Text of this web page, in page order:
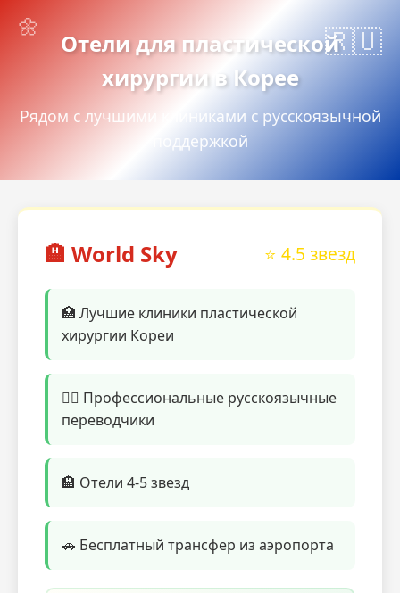
Отели для пластической
хирургии в Корее
Рядом с лучшими клиниками с русскоязычной
поддержкой
🏨 World Sky ⭐ 4.5 звезд
🏥 Лучшие клиники пластической
хирургии Кореи
👨‍⚕️ Профессиональные русскоязычные
переводчики
🏨 Отели 4-5 звезд
🚗 Бесплатный трансфер из аэропорта